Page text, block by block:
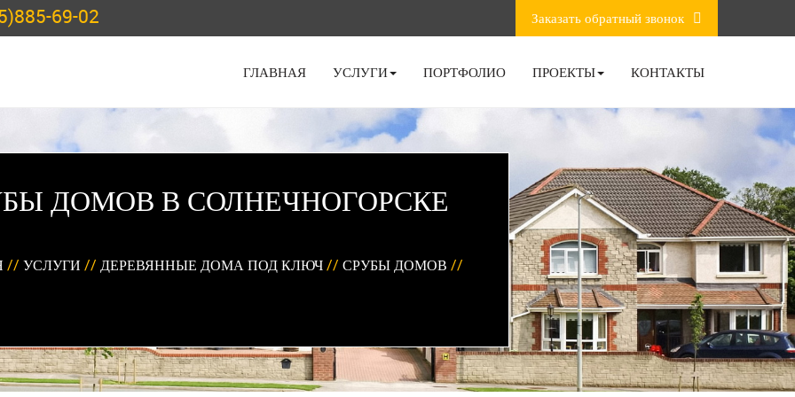
69-02 Заказать обратный звонок
ГЛАВНАЯ УСЛУГИ ПОРТФОЛИО ПРОЕКТЫ КОНТАКТЫ
ДОМОВ В СОЛНЕЧНОГОРСКЕ
// УСЛУГИ // ДЕРЕВЯННЫЕ ДОМА ПОД КЛЮЧ // СРУБЫ ДОМОВ //